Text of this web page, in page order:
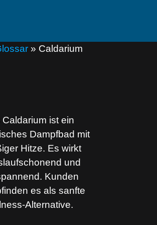
» Caldarium
Caldarium ist ein
Dampfbad mit
Hitze. Es wirkt
und
Kunden
es als sanfte
Alternative.